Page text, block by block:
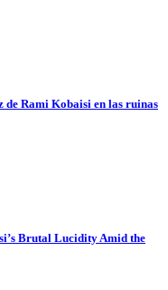
de Rami Kobaisi en las ruinas
Brutal Lucidity Amid the